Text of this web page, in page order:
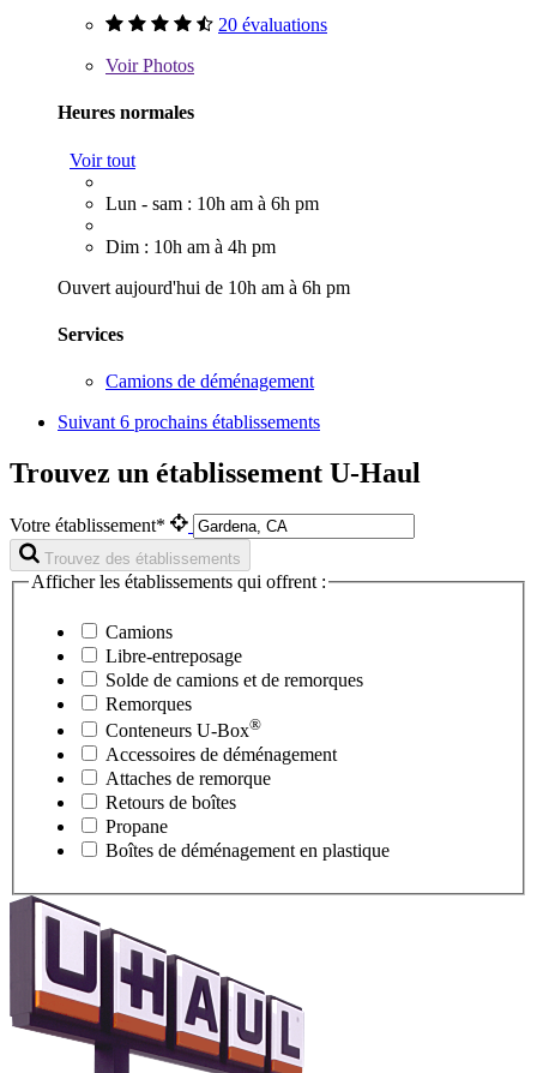
20 évaluations
VoirPhotos
Heures normales
Voir tout
Lun - sam : 10h am à 6h pm
Dim : 10h am à 4h pm
Ouvert aujourd'hui de 10h am à 6h pm
Services
Camions de déménagement
Suivant 6 prochains établissements
Trouvez un établissement U-Haul
Votre établissement*
Trouvez des établissements
Afficher les établissements qui offrent :
Camions
Libre-entreposage
Solde de camions et de remorques
Remorques
Conteneurs U-Box®
Accessoires de déménagement
Attaches de remorque
Retours de boîtes
Propane
Boîtes de déménagement en plastique